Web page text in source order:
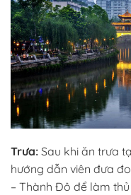
Trưa: Sau khi ăn trưa
hướng dẫn viên đưa
– Thành Đô để làm